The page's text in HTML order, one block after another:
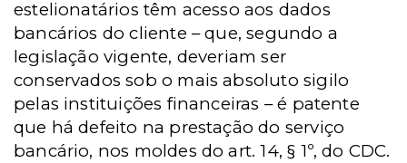
estelionatários têm acesso aos dados
bancários do cliente – que, segundo a
legislação vigente, deveriam ser
conservados sob o mais absoluto sigilo
pelas instituições financeiras – é patente
que há defeito na prestação do serviço
bancário, nos moldes do art. 14, § 1º, do CDC.